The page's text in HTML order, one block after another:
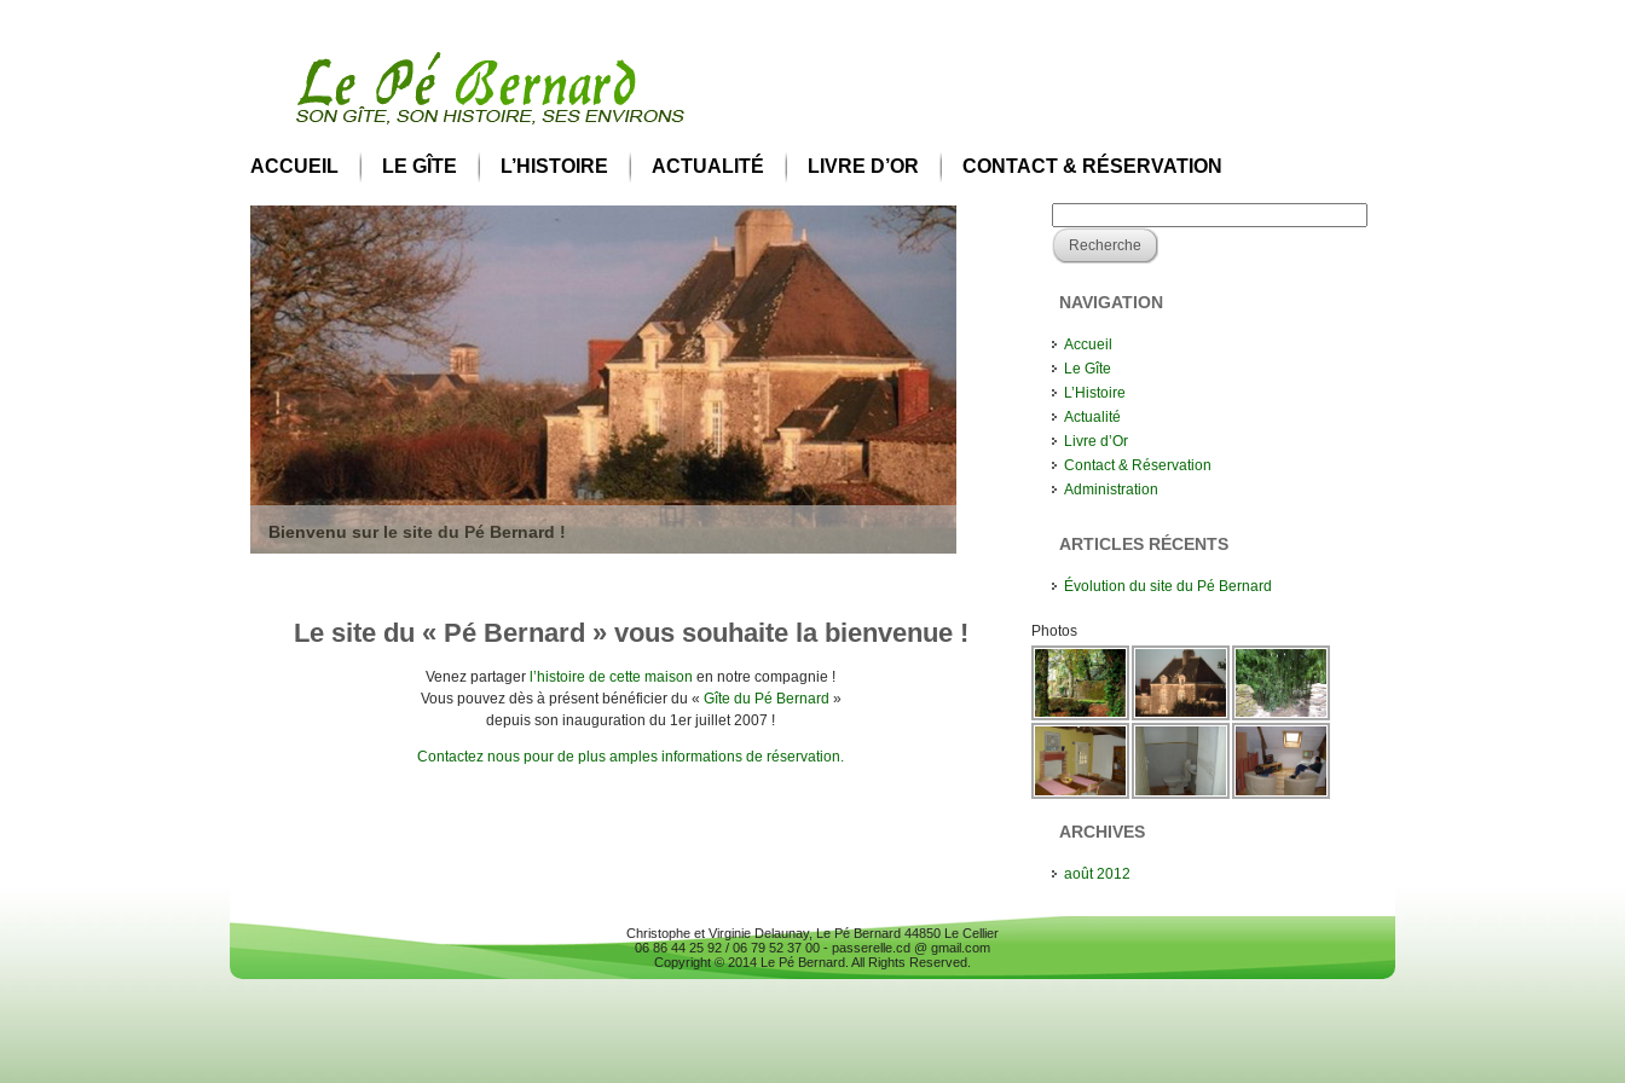
ACCUEIL LE GÎTE L’HISTOIRE ACTUALITÉ LIVRE D’OR CONTACT & RÉSERVATION
Bienvenu sur le site du Pé Bernard !
Le site du « Pé Bernard » vous souhaite la bienvenue !
Venez partager l’histoire de cette maison en notre compagnie !
Vous pouvez dès à présent bénéficier du « Gîte du Pé Bernard »
depuis son inauguration du 1er juillet 2007 !
Contactez nous pour de plus amples informations de réservation.
NAVIGATION
Accueil
Le Gîte
L’Histoire
Actualité
Livre d’Or
Contact & Réservation
Administration
ARTICLES RÉCENTS
Évolution du site du Pé Bernard
Photos
ARCHIVES
août 2012
Christophe et Virginie Delaunay, Le Pé Bernard 44850 Le Cellier
06 86 44 25 92 / 06 79 52 37 00 - passerelle.cd @ gmail.com
Copyright © 2014 Le Pé Bernard. All Rights Reserved.